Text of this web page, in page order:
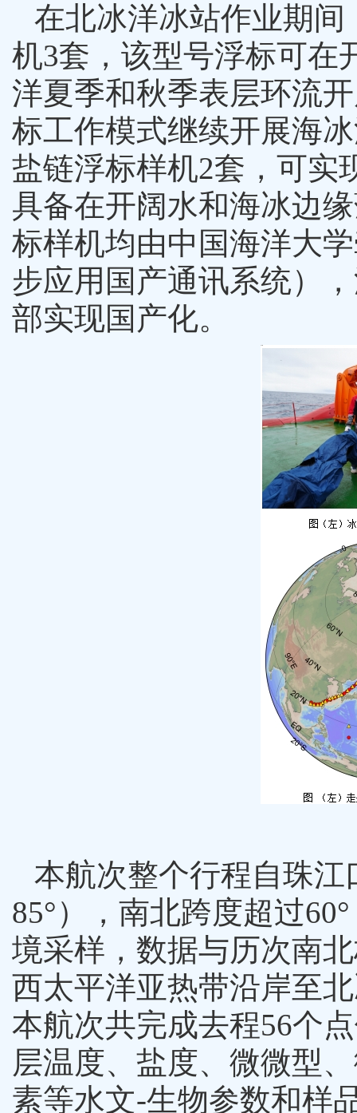
在北冰洋冰站作业期
机3套，该型号浮标可在
洋夏季和秋季表层环流
标工作模式继续开展海
盐链浮标样机2套，可实
具备在开阔水和海冰边
标样机均由中国海洋大
步应用国产通讯系统）
部实现国产化。
本航次整个行程自珠江
85°），南北跨度超过60
境采样，数据与历次南
西太平洋亚热带沿岸至
本航次共完成去程56个
层温度、盐度、微微型
素等水文-生物参数和样